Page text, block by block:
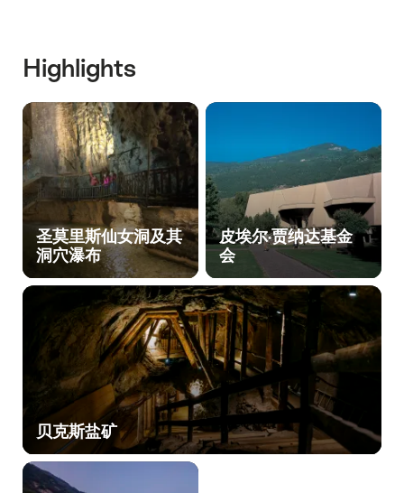
Highlights
圣莫里斯仙女洞及其
洞穴瀑布
皮埃尔·贾纳达基金
会
贝克斯盐矿